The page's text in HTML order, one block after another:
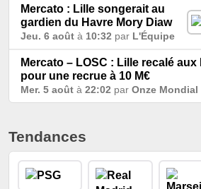
Mercato : Lille songerait au
gardien du Havre Mory Diaw
Jeu. 6 août à 10:32 par L'Équipe
Mercato – LOSC : Lille recalé aux
pour une recrue à 10 M€
Mer. 5 août à 22:02 par Onze Mondial
Tendances